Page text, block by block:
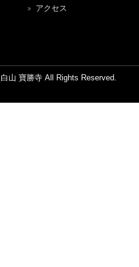
アクセス
山 寶勝寺 All Rights Reserved.